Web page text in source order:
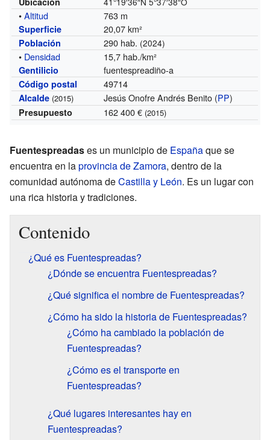
•Altitud 763 m
Superficie 20,07 km²
Población 290 hab. (2024)
• Densidad 15,7 hab./km²
Gentilicio fuentespreadiño-a
Código postal 49714
Alcalde (2015) Jesús Onofre Andrés Benito (PP)
Presupuesto 162 400 € (2015)
Fuentespreadases un municipio de Españaque se
encuentra en laprovincia de Zamora, dentro de la
comunidad autónoma deCastilla y León. Es un lugar con
una rica historia y tradiciones.
Contenido
¿Qué es Fuentespreadas?
¿Dónde se encuentra Fuentespreadas?
¿Qué significa el nombre de Fuentespreadas?
¿Cómo ha sido la historia de Fuentespreadas?
¿Cómo ha cambiado la población de
Fuentespreadas?
¿Cómo es el transporte en
Fuentespreadas?
¿Qué lugares interesantes hay en
Fuentespreadas?